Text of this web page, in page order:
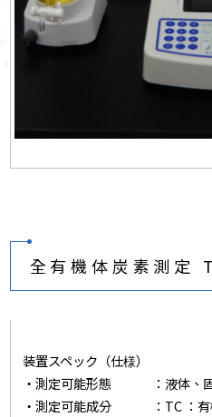
全有機体炭素測定
装置スペック（仕様）
・測定可能形態 ：液体、
・測定可能成分 ：TC ：有